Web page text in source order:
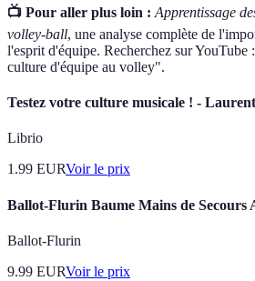
📺 Pour aller plus loin : Apprentissage
volley-ball, une analyse complète de
l'esprit d'équipe. Recherchez sur YouTube
culture d'équipe au volley".
Testez votre culture musicale ! -
Librio
1.99 EURVoir le prix
Ballot-Flurin Baume Mains de Secours
Ballot-Flurin
9.99 EURVoir le prix